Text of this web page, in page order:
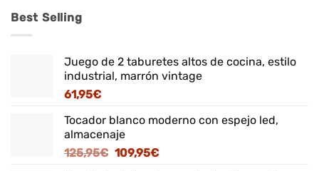
Best Selling
Juego de 2 taburetes altos de cocina, estilo
industrial, marrón vintage
61,95€
Tocador blanco moderno con espejo led,
almacenaje
125,95€ El
109,95€El